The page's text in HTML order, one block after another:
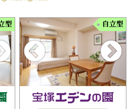
型 自立型